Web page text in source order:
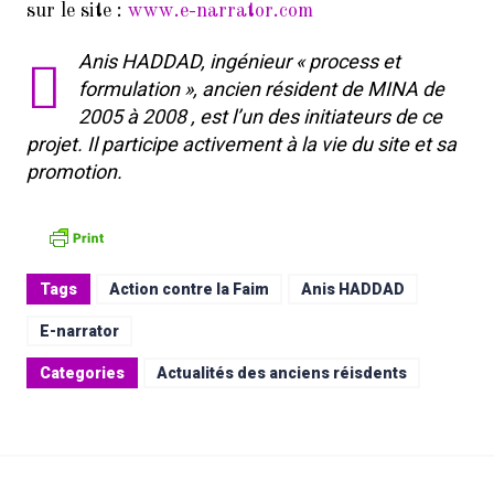
sur le site : www.e-narrator.com
Anis HADDAD, ingénieur « process et
formulation », ancien résident de MINA de
2005 à 2008 , est l’un des initiateurs de ce
projet. Il participe activement à la vie du site et sa
promotion.
Tags Action contre la Faim Anis HADDAD
E-narrator
Categories Actualités des anciens réisdents